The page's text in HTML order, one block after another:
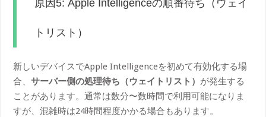
原因5: Apple Intelligenceの順番待ち（ウェイ
トリスト）
新しいデバイスでApple Intelligenceを初めて有効化する場
合、サーバー側の処理待ち（ウェイトリスト） が発生する
ことがあります。通常は数分〜数時間で利用可能になりま
すが、混雑時は24時間程度かかる場合もあります。